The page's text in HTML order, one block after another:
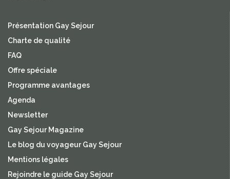
Présentation Gay Sejour
Charte de qualité
FAQ
Offre spéciale
Programme avantages
Agenda
Newsletter
Gay Sejour Magazine
Le blog du voyageur Gay Sejour
Mentions légales
Rejoindre le guide Gay Sejour